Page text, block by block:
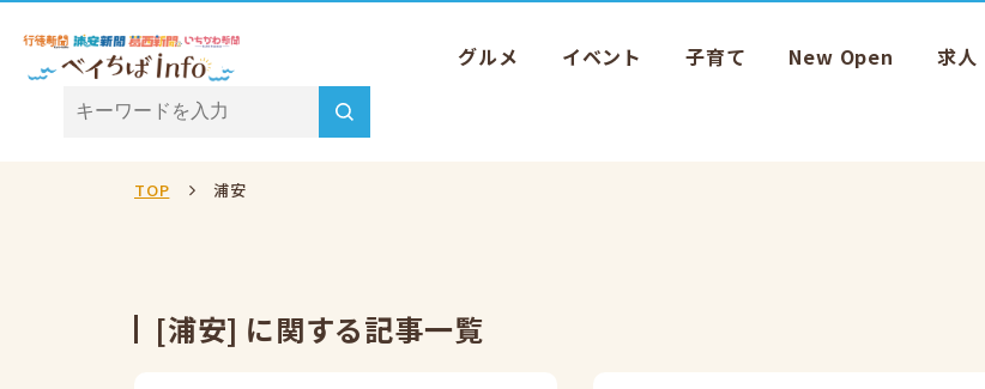
グルメ イベント 子育て New Open 求人
TOP 浦安
[浦安] に関する記事一覧